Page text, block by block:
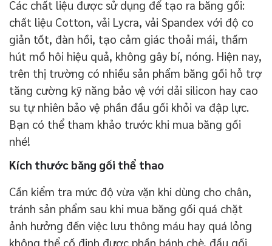
Các chất liệu được sử dụng để tạo ra băng gối:
chất liệu Cotton, vải Lycra, vải Spandex với độ co
giản tốt, đàn hồi, tạo cảm giác thoải mái, thấm
hút mồ hôi hiệu quả, không gây bí, nóng. Hiện nay,
trên thị trường có nhiều sản phẩm băng gối hỗ trợ
tăng cường kỹ năng bảo vệ với dải silicon hay cao
su tự nhiên bảo vệ phần đầu gối khỏi va đập lực.
Bạn có thể tham khảo trước khi mua băng gối
nhé!
Kích thước băng gối thể thao
Cần kiểm tra mức độ vừa vặn khi dùng cho chân,
tránh sản phẩm sau khi mua băng gối quá chặt
ảnh hưởng đến việc lưu thông máu hay quá lỏng
không thể cố định được phần bánh chè, đầu gối